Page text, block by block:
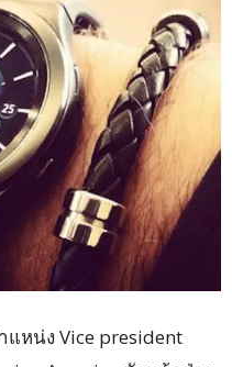
แหน่ง Vice president